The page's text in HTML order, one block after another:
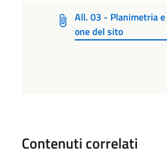
All. 03 - Planimetria
one del sito
Contenuti correlati